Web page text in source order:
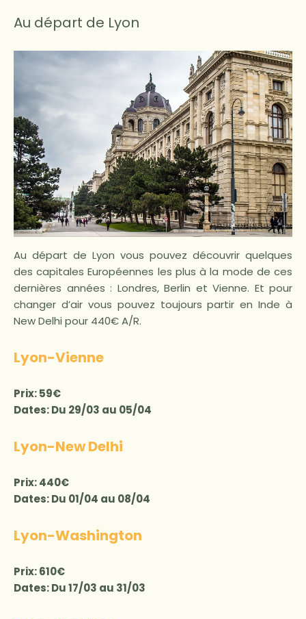
Au départ de Lyon
Au départ de Lyon vous pouvez découvrir quelques
des capitales Européennes les plus à la mode de ces
dernières années : Londres, Berlin et Vienne. Et pour
changer d’air vous pouvez toujours partir en Inde à
New Delhi pour 440€ A/R.
Lyon-Vienne
Prix: 59€
Dates: Du 29/03 au 05/04
Lyon-New Delhi
Prix: 440€
Dates: Du 01/04 au 08/04
Lyon-Washington
Prix: 610€
Dates: Du 17/03 au 31/03